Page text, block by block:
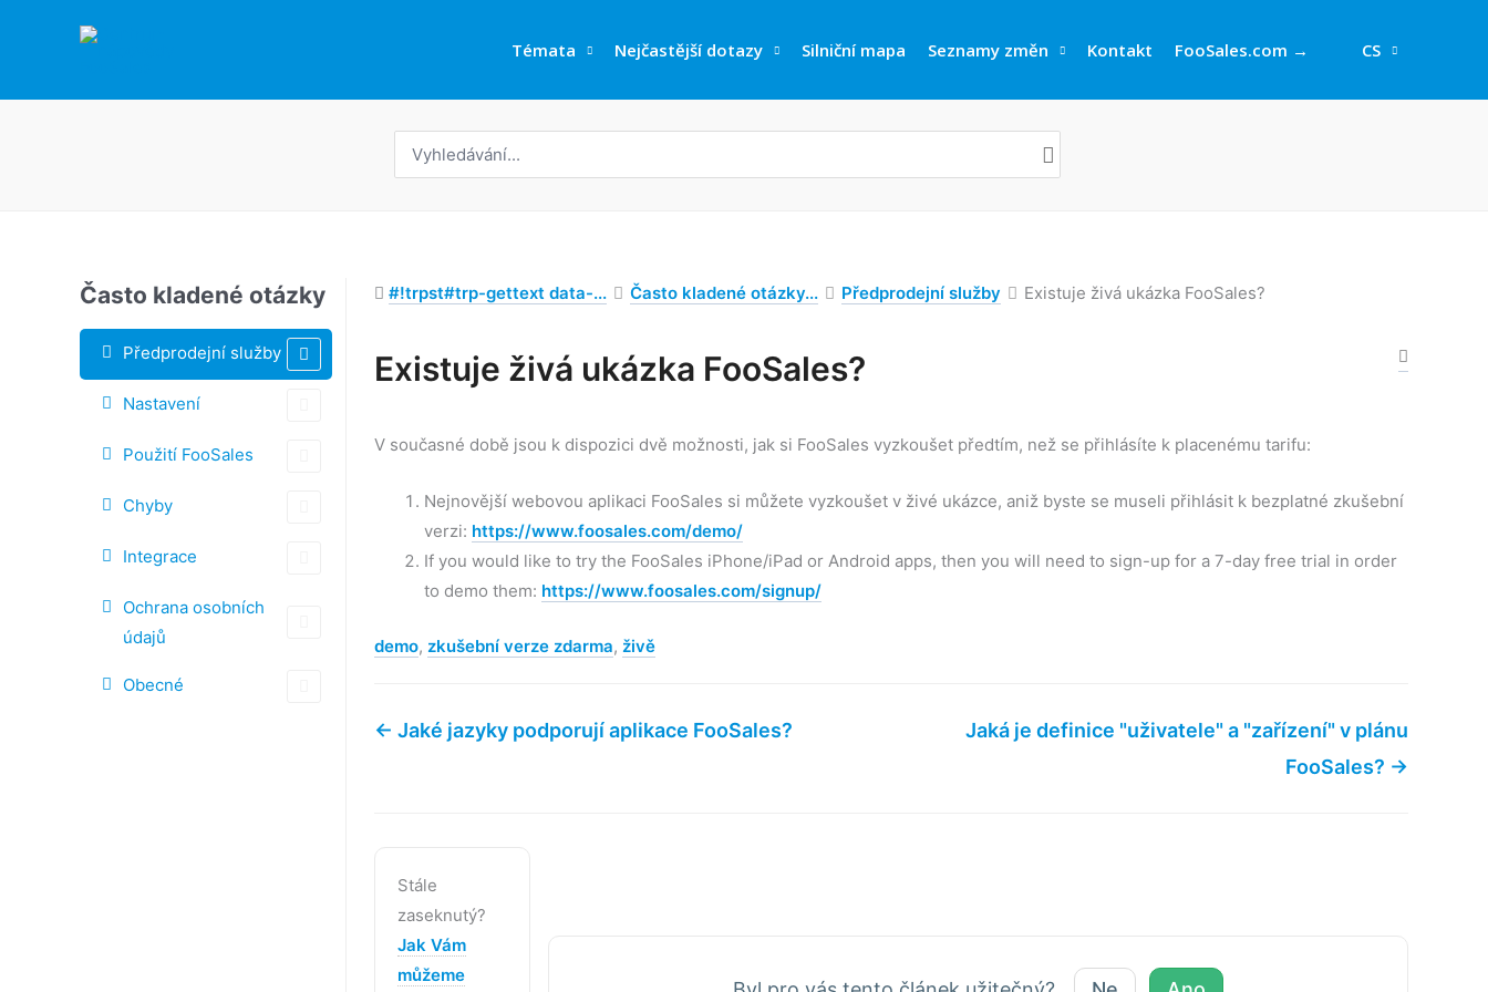
Témata Nejčastější dotazy Silniční mapa Seznamy změn Kontakt FooSales.com → CS
Často kladené otázky
Předprodejní služby
Nastavení
Použití FooSales
Chyby
Integrace
Ochrana osobních
údajů
Obecné
#!trpst#trp-gettext data-... Často kladené otázky... Předprodejní služby Existuje živá ukázka FooSales?
Existuje živá ukázka FooSales?
V současné době jsou k dispozici dvě možnosti, jak si FooSales vyzkoušet předtím, než se přihlásíte k placenému tarifu:
Nejnovější webovou aplikaci FooSales si můžete vyzkoušet v živé ukázce, aniž byste se museli přihlásit k bezplatné zkušební
verzi: https://www.foosales.com/demo/
If you would like to try the FooSales iPhone/iPad or Android apps, then you will need to sign-up for a 7-day free trial in order
to demo them: https://www.foosales.com/signup/
Štítky
demo, zkušební verze zdarma, živě
← Jaké jazyky podporují aplikace FooSales?
Jaká je definice "uživatele" a "zařízení" v plánu
FooSales? →
Stále
zaseknutý?
Jak Vám
můžeme